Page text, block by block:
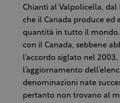
Chianti al Valpolicella, dal
che il Canada produce ed
quantità in tutto il mondo.
con il Canada, sebbene
l’accordo siglato nel
l’aggiornamento
denominazioni nate
pertanto non trovano al